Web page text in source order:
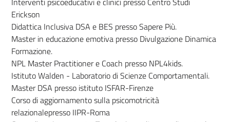
Erickson
Didattica Inclusiva DSA e BES presso Sapere Più.
Master in educazione emotiva presso Divulgazione Dinamica
Formazione.
NPL Master Practitioner e Coach presso NPL4kids.
Istituto Walden - Laboratorio di Scienze Comportamentali.
Master DSA presso istituto ISFAR-Firenze
Corso di aggiornamento sulla psicomotricità
relazionalepresso IIPR-Roma